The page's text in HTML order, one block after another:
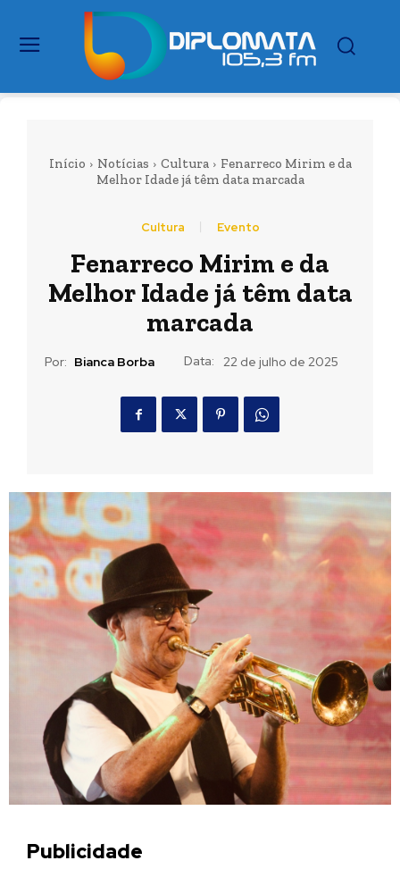
Início Notícias Cultura
Fenarreco Mirim e da
Melhor Idade já têm data marcada
Cultura Evento
Fenarreco Mirim e da
Melhor Idade já têm data
marcada
Por: Bianca Borba Data: 22 de julho de 2025
Publicidade